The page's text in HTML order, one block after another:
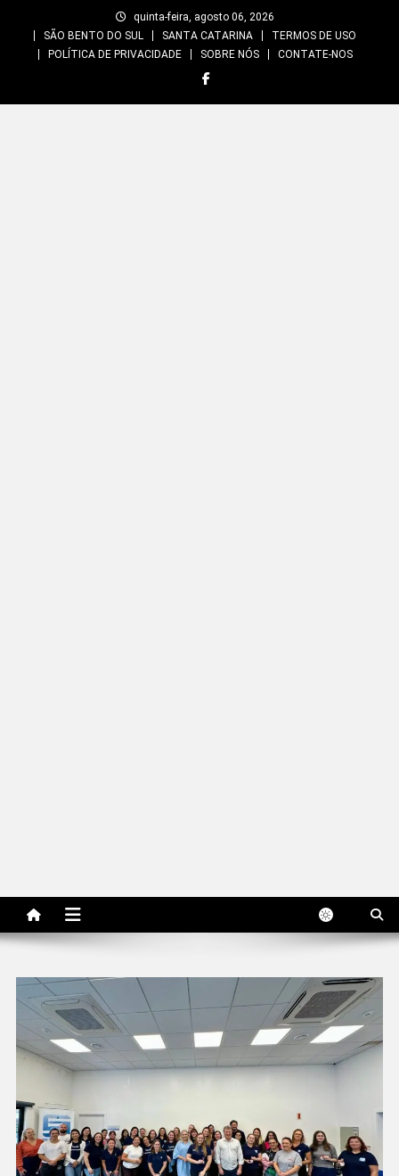
quinta-feira, agosto 06, 2026
SÃO BENTO DO SUL
SANTA CATARINA
TERMOS DE USO
POLÍTICA DE PRIVACIDADE
SOBRE NÓS CONTATE-NOS